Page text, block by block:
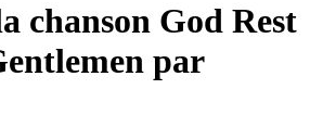
chanson God Rest
par